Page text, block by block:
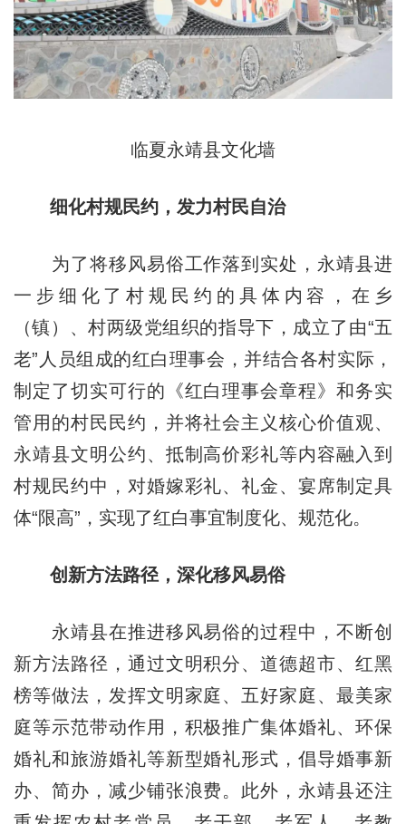
临夏永靖县文化墙
细化村规民约，发力村民自治
为了将移风易俗工作落到实处，永靖县进
一步细化了村规民约的具体内容，在乡
（镇）、村两级党组织的指导下，成立了由“五
老”人员组成的红白理事会，并结合各村实际，
制定了切实可行的《红白理事会章程》和务实
管用的村民民约，并将社会主义核心价值观、
永靖县文明公约、抵制高价彩礼等内容融入到
村规民约中，对婚嫁彩礼、礼金、宴席制定具
体“限高”，实现了红白事宜制度化、规范化。
创新方法路径，深化移风易俗
永靖县在推进移风易俗的过程中，不断创
新方法路径，通过文明积分、道德超市、红黑
榜等做法，发挥文明家庭、五好家庭、最美家
庭等示范带动作用，积极推广集体婚礼、环保
婚礼和旅游婚礼等新型婚礼形式，倡导婚事新
办、简办，减少铺张浪费。此外，永靖县还注